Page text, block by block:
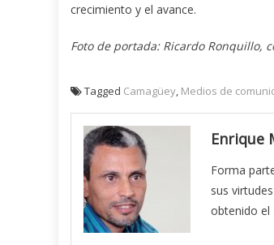
crecimiento y el avance.
Foto de portada: Ricardo Ronquillo,
Tagged Camagüey, Medios de
Enrique
Forma
sus
obtenido el